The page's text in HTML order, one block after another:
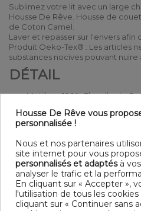
Sublimez votre lit avec un large
Housse De Rêve. Housse de
de Coton Camel.
Laver et repasser sur l'envers
Produit Oeko-Tex® : Les articles
substances nocives pouvant nuire
DÉTAIL
Matière : 100% Flanelle de
Entretien : Lavable en
Finition : Ouverture
DIMENSIONS &
Housse de couette
140 x 200 cm : 1 personne
200 x 200 cm : 1-2 personnes
220 x 240 cm : 2 personnes
Housse De Rêve vous
personnalisée !
Nous et nos partenaires
site internet pour vous
personnalisés et adaptésà
analyser le trafic et la
En cliquant sur « Accepter »,
l'utilisation de tous les
cliquant sur « Continuer sans